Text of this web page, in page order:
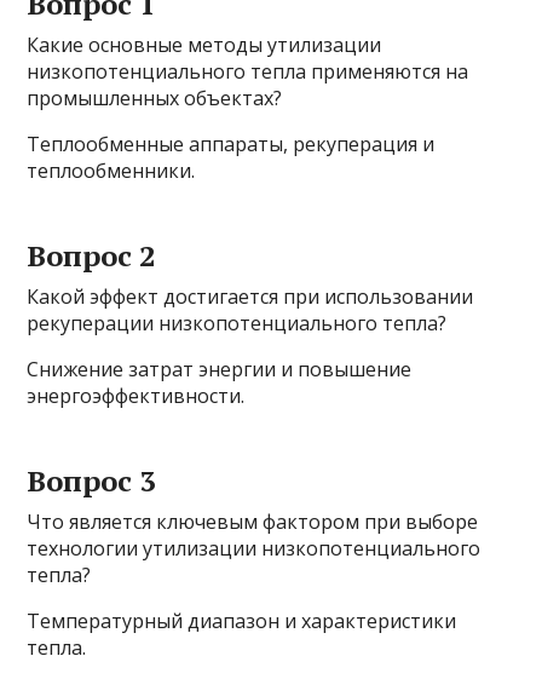
Какие основные методы утилизации
низкопотенциального тепла применяются на
промышленных объектах?
Теплообменные аппараты, рекуперация и
теплообменники.
Вопрос 2
Какой эффект достигается при использовании
рекуперации низкопотенциального тепла?
Снижение затрат энергии и повышение
энергоэффективности.
Вопрос 3
Что является ключевым фактором при выборе
технологии утилизации низкопотенциального
тепла?
Температурный диапазон и характеристики
тепла.